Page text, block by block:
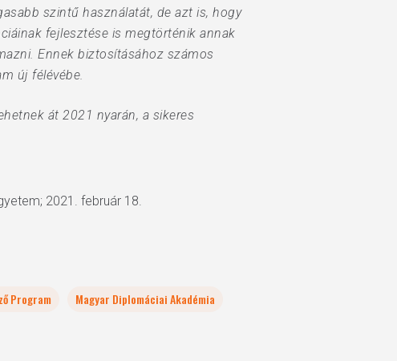
szintű használatát, de azt is, hogy
fejlesztése is megtörténik annak
Ennek biztosításához számos
új félévébe.
át 2021 nyarán, a sikeres
2021. február 18.
Program
Magyar Diplomáciai Akadémia